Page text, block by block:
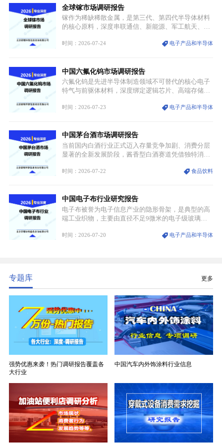
重要载体。同时，行业标准落地、生产技术升级、原
创设计能力提升，进一步夯实产业发展根基，吸引传
统服饰品牌、文旅企业等跨界入局，市场活力持续释
全球镓市场调研报告
镓作为稀缺稀散金属，是第三代、第四代半导体材料
的核心原料，深度串联通信、新能源、军工航天、光
与大国科技博弈的关键战略资源。镓并非传统大宗金
领域渗透”的战略体系，成为全球科技产业运转的刚
需资源。
时间：2026-07-24 电子产品和半导体
中国六氟化钨市场调研报告
六氟化钨是先进半导体制造领域不可替代的核心电子
特气与前驱体材料，深度绑定逻辑芯片、高端存储芯
沉积（CVD）、原子层沉积（ALD）工艺专用前驱体
密制造流程。
时间：2026-07-23 电子产品和半导体
中国茅台酒市场调研报告
当前国内白酒行业正式迈入存量竞争加剧、消费分层
显著的全新发展阶段，酱香型白酒赛道凭借独特消费
道。贵州茅台凭借独一无二的核心产区壁垒、刚性产
业。
时间：2026-07-22 食品饮料
中国电子布行业研究报告
电子布被誉为电子信息产业的隐形骨架，是典型的高
端工业织物，主要由直径不足9微米的电子级玻璃纤
生产制造过程中不可或缺的核心基材。电子布具备高
时间：2026-07-20 电子产品和半导体
专题库 更多
强势优惠来袭！热门调研报告覆盖各
大行业
中国汽车内外饰涂料行业信息